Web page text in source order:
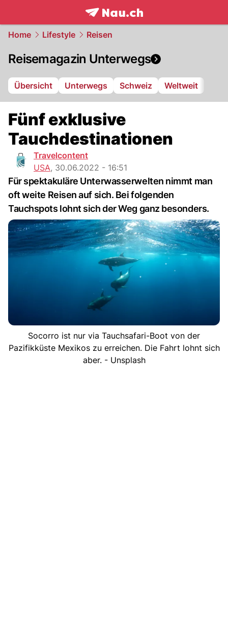
frontpage.NAU.ch
Home Lifestyle Reisen
Reisemagazin Unterwegs
Übersicht Unterwegs Schweiz Weltweit
Fünf exklusive
Tauchdestinationen
Travelcontent
USA, 30.06.2022 - 16:51
Für spektakuläre Unterwasserwelten nimmt man
oft weite Reisen auf sich. Bei folgenden
Tauchspots lohnt sich der Weg ganz besonders.
Socorro ist nur via Tauchsafari-Boot von der
Pazifikküste Mexikos zu erreichen. Die Fahrt lohnt sich
aber. - Unsplash